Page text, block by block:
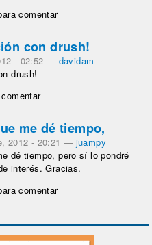
comentar
con drush!
- 02:52 — davidam
drush!
me dé tiempo,
2012 - 20:21 — juampy
dé tiempo, pero sí lo pondré
interés. Gracias.
comentar